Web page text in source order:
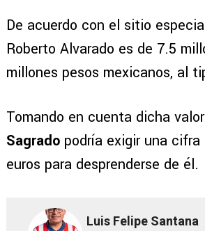
De acuerdo con el sitio
Roberto Alvarado es de 7.5
millones pesos mexicanos, al
Tomando en cuenta dicha
Sagrado podría exigir una
euros para desprenderse de él.
Luis Felipe Santana